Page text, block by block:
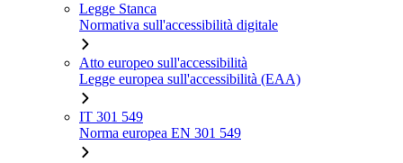
Legge Stanca
Normativa sull'accessibilità digitale
Atto europeo sull'accessibilità
Legge europea sull'accessibilità (EAA)
IT 301 549
Norma europea EN 301 549